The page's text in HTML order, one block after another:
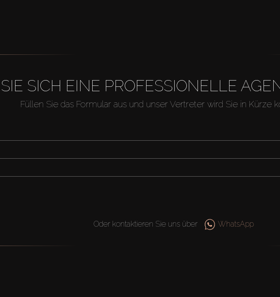
SICH EINE PROFESSIONELLE
Füllen Sie das Formular aus und unser Vertreter wird Sie in Kürze
Oder kontaktieren Sie uns über WhatsApp